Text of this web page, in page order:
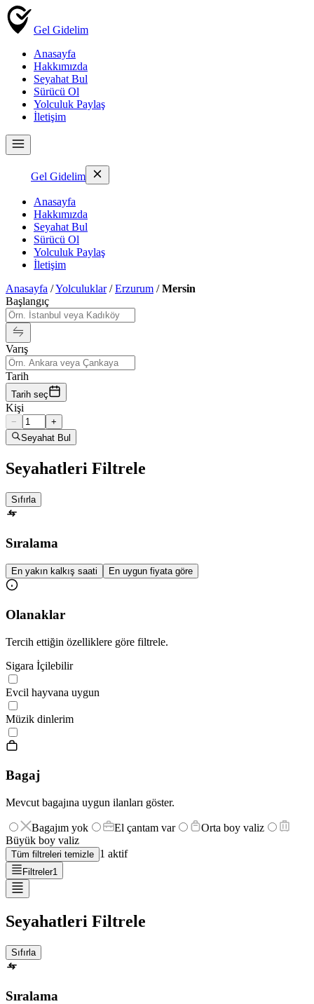
Gel Gidelim
Anasayfa
Hakkımızda
Seyahat Bul
Sürücü Ol
Yolculuk Paylaş
İletişim
Gel Gidelim
Anasayfa
Hakkımızda
Seyahat Bul
Sürücü Ol
Yolculuk Paylaş
İletişim
Anasayfa /Yolculuklar/Erzurum /Mersin
Başlangıç
Varış
Tarih
Tarih seç
Kişi
−
+
Seyahat Bul
Seyahatleri Filtrele
Sıfırla
Sıralama
En yakın kalkış saati En uygun fiyata göre
Olanaklar
Tercih ettiğin özelliklere göre filtrele.
Sigara İçilebilir
Evcil hayvana uygun
Müzik dinlerim
Bagaj
Mevcut bagajına uygun ilanları göster.
Bagajım yok El çantam var
Orta boy valiz
Büyük boy valiz
Tüm filtreleri temizle 1 aktif
Filtreler1
Seyahatleri Filtrele
Sıfırla
Sıralama